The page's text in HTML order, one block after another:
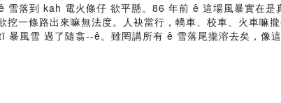
落到 kah 電火條仔 欲平懸。86 年前 ê 這場風暴實在是
一條路出來嘛無法度。人袂當行，轎車、校車、火車嘛攏
風雪 過了隨翕--ê。雖罔講所有 ê 雪落尾攏溶去矣，像